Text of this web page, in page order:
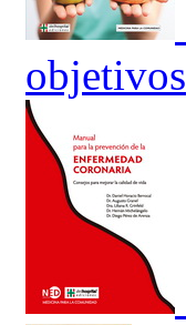
objetivos